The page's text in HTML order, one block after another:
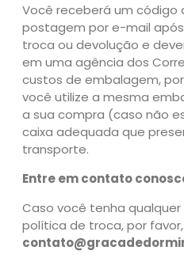
Você receberá um código
postagem por e-mail
troca ou devolução e
em uma agência dos
custos de embalagem,
você utilize a mesma
a sua compra (caso não
caixa adequada que
transporte.
Entre em contato
Caso você tenha
política de troca, por